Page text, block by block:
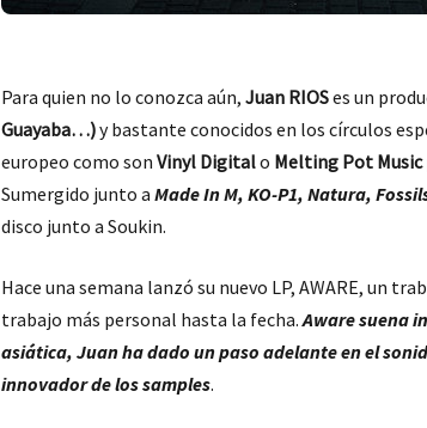
Para quien no lo conozca aún, Juan RIOSes un
Guayaba…)y bastante conocidos en los círculos
europeo como son Vinyl Digitalo Melting Pot Music
Sumergido junto a Made In M, KO-P1, Natura,
disco junto a Soukin.
Hace una semana lanzó su nuevo LP, AWARE, un
trabajo más personal hasta la fecha.Aware suena
asiática, Juan ha dado un paso adelante en el
innovador de los samples.